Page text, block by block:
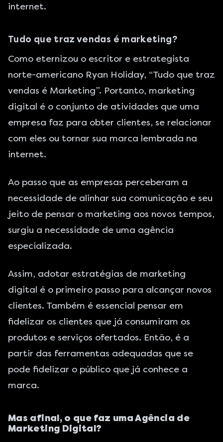
internet.
Tudo que traz vendas é marketing?
Como eternizou o escritor e estrategista
norte-americano Ryan Holiday, “Tudo que traz
vendas é Marketing”. Portanto, marketing
digital é o conjunto de atividades que uma
empresa faz para obter clientes, se relacionar
com eles ou tornar sua marca lembrada na
internet.
Ao passo que as empresas perceberam a
necessidade de alinhar sua comunicação e seu
jeito de pensar o marketing aos novos tempos,
surgiu a necessidade de uma agência
especializada.
Assim, adotar estratégias de marketing
digital é o primeiro passo para alcançar novos
clientes. Também é essencial pensar em
fidelizar os clientes que já consumiram os
produtos e serviços ofertados. Então, é a
partir das ferramentas adequadas que se
pode fidelizar o público que já conhece a
marca.
Mas afinal, o que faz uma Agência de
Marketing Digital?